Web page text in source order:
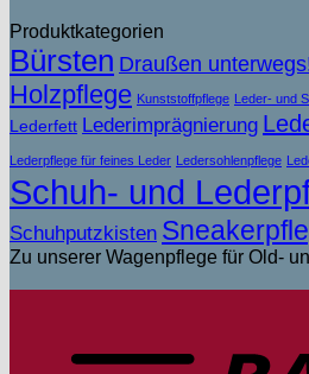
Produktkategorien
Bürsten Draußen
Holzpflege Kunststoffpflege Leder- und
Lederfett Lederimprägnierung
Lederpflege für feines Leder Ledersohlenpflege
Schuh- und
Schuhputzkisten
Zu unserer Wagenpflege für Old-